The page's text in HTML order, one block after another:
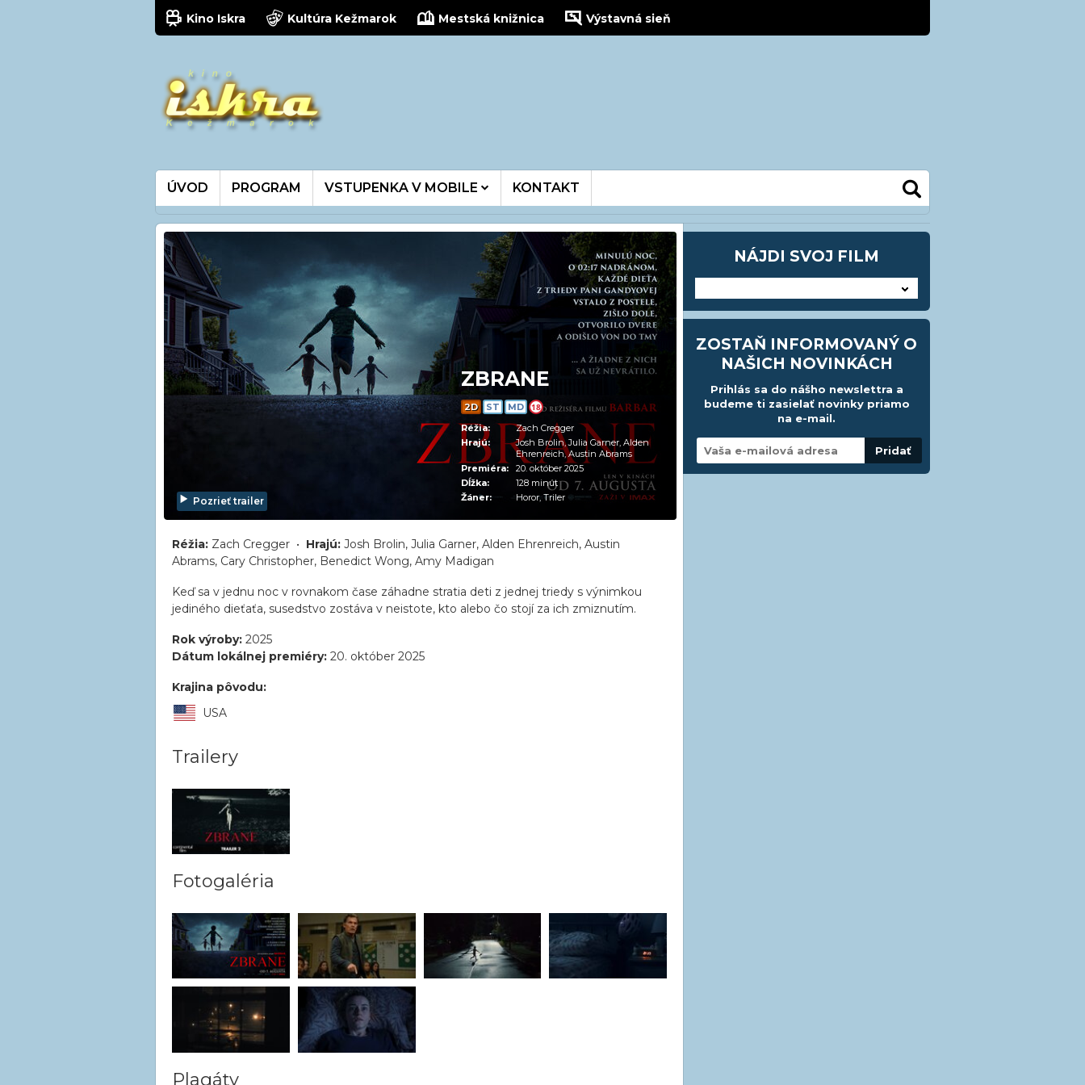
Kino Iskra Kultúra Kežmarok Mestská knižnica Výstavná sieň
ÚVOD PROGRAM VSTUPENKA V MOBILE KONTAKT
Pozrieť trailer
ZBRANE
2D ST MD
18
Réžia:
Zach Cregger
Hrajú:
Josh Brolin, Julia Garner, Alden
Ehrenreich, Austin Abrams
Premiéra:
20. október 2025
Dĺžka:
128 minút
Žáner:
Horor, Triler
Réžia: Zach Cregger • Hrajú: Josh Brolin, Julia Garner, Alden Ehrenreich, Austin
Abrams, Cary Christopher, Benedict Wong, Amy Madigan
Keď sa v jednu noc v rovnakom čase záhadne stratia deti z jednej triedy s výnimkou
jediného dieťaťa, susedstvo zostáva v neistote, kto alebo čo stojí za ich zmiznutím.
Rok výroby: 2025
Dátum lokálnej premiéry: 20. október 2025
Krajina pôvodu:
USA
Trailery
Fotogaléria
Plagáty
NÁJDI SVOJ FILM
ZOSTAŇ INFORMOVANÝ O
NAŠICH NOVINKÁCH
Prihlás sa do nášho newslettra a
budeme ti zasielať novinky priamo
na e-mail.